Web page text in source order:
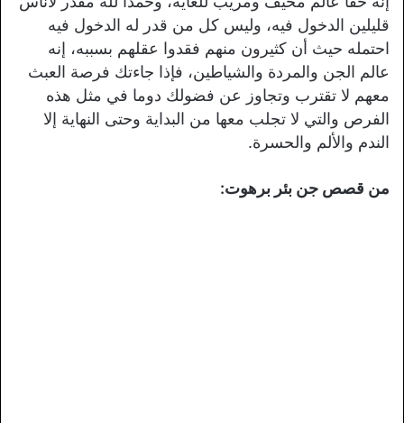
قليلين الدخول فيه، وليس كل من قدر له الدخول فيه
احتمله حيث أن كثيرون منهم فقدوا عقلهم بسببه، إنه
عالم الجن والمردة والشياطين، فإذا جاءتك فرصة العبث
معهم لا تقترب وتجاوز عن فضولك دوما في مثل هذه
الفرص والتي لا تجلب معها من البداية وحتى النهاية إلا
الندم والألم والحسرة.
من قصص جن بئر برهوت: